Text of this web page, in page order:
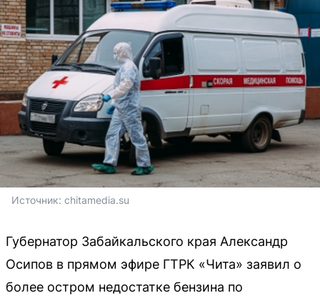
Источник: chitamedia.su
Губернатор Забайкальского края Александр
Осипов в прямом эфире ГТРК «Чита» заявил о
более остром недостатке бензина по